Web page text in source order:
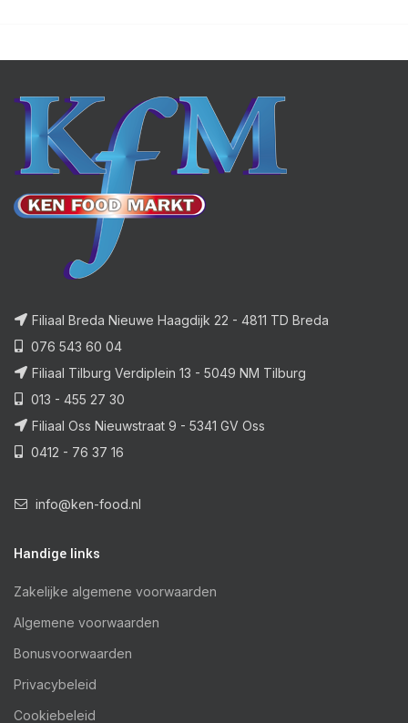
Filiaal Breda Nieuwe Haagdijk 22 - 4811 TD Breda
076 543 60 04
Filiaal Tilburg Verdiplein 13 - 5049 NM Tilburg
013 - 455 27 30
Filiaal Oss Nieuwstraat 9 - 5341 GV Oss
0412 - 76 37 16
info@ken-food.nl
Handige links
Zakelijke algemene voorwaarden
Algemene voorwaarden
Bonusvoorwaarden
Privacybeleid
Cookiebeleid